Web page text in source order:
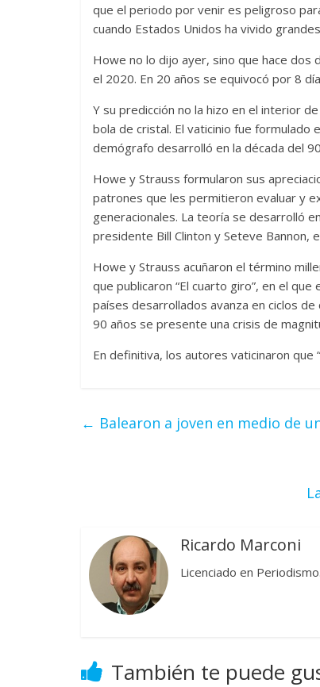
que el periodo por venir es peligroso
cuando Estados Unidos ha vivido
Howe no lo dijo ayer, sino que hace dos
el 2020. En 20 años se equivocó por 8
Y su predicción no la hizo en el interior
bola de cristal. El vaticinio fue
demógrafo desarrolló en la década del
Howe y Strauss formularon sus
patrones que les permitieron evaluar y
generacionales. La teoría se desarrolló
presidente Bill Clinton y Seteve
Howe y Strauss acuñaron el término
que publicaron “El cuarto giro”, en el
países desarrollados avanza en ciclos
90 años se presente una crisis de
En definitiva, los autores vaticinaron que
← Balearon a joven en medio de
Ricardo Marconi
Licenciado en
También te puede